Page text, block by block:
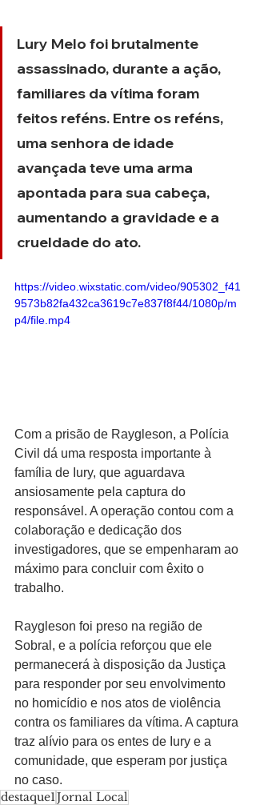
Lury Melo foi brutalmente
assassinado, durante a ação,
familiares da vítima foram
feitos reféns. Entre os reféns,
uma senhora de idade
avançada teve uma arma
apontada para sua cabeça,
aumentando a gravidade e a
crueldade do ato.
https://video.wixstatic.com/video/905302_f41
9573b82fa432ca3619c7e837f8f44/1080p/m
p4/file.mp4
Com a prisão de Raygleson, a Polícia
Civil dá uma resposta importante à
família de Iury, que aguardava
ansiosamente pela captura do
responsável. A operação contou com a
colaboração e dedicação dos
investigadores, que se empenharam ao
máximo para concluir com êxito o
trabalho.
Raygleson foi preso na região de
Sobral, e a polícia reforçou que ele
permanecerá à disposição da Justiça
para responder por seu envolvimento
no homicídio e nos atos de violência
contra os familiares da vítima. A captura
traz alívio para os entes de Iury e a
comunidade, que esperam por justiça
no caso.
destaque1Jornal Local